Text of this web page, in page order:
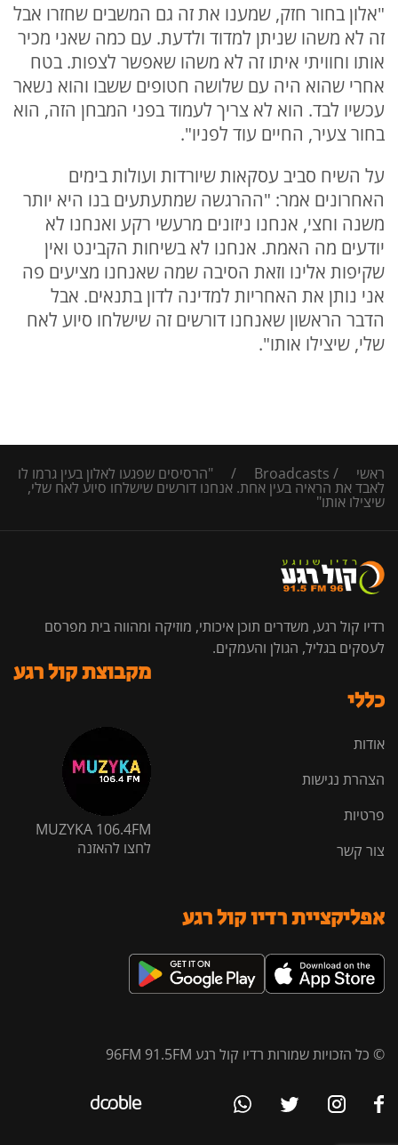
"אלון בחור חזק, שמענו את זה גם המשבים שחזרו אבל
זה לא משהו שניתן למדוד ולדעת. עם כמה שאני מכיר
אותו וחוויתי איתו זה לא משהו שאפשר לצפות. בטח
אחרי שהוא היה עם שלושה חטופים ששבו והוא נשאר
עכשיו לבד. הוא לא צריך לעמוד בפני המבחן הזה, הוא
בחור צעיר, החיים עוד לפניו".
על השיח סביב עסקאות שיורדות ועולות בימים
האחרונים אמר: "ההרגשה שמתעתעים בנו היא יותר
משנה וחצי, אנחנו ניזונים מרעשי רקע ואנחנו לא
יודעים מה האמת. אנחנו לא בשיחות הקבינט ואין
שקיפות אלינו וזאת הסיבה שמה שאנחנו מציעים פה
אני נותן את האחריות למדינה לדון בתנאים. אבל
הדבר הראשון שאנחנו דורשים זה שישלחו סיוע לאח
שלי, שיצילו אותו".
ראשי /
Broadcasts
/ "הרסיסים שפגעו לאלון בעין גרמו לו
לאבד את הראיה בעין אחת. אנחנו דורשים שישלחו סיוע לאח שלי,
שיצילו אותו"
רדיו קול רגע, משדרים תוכן איכותי, מוזיקה ומהווה בית מפרסם
לעסקים בגליל, הגולן והעמקים.
כללי
אודות
הצהרת נגישות
פרטיות
צור קשר
מקבוצת קול רגע
MUZYKA 106.4FM
לחצו להאזנה
אפליקציית רדיו קול רגע
© כל הזכויות שמורות רדיו קול רגע 96FM 91.5FM